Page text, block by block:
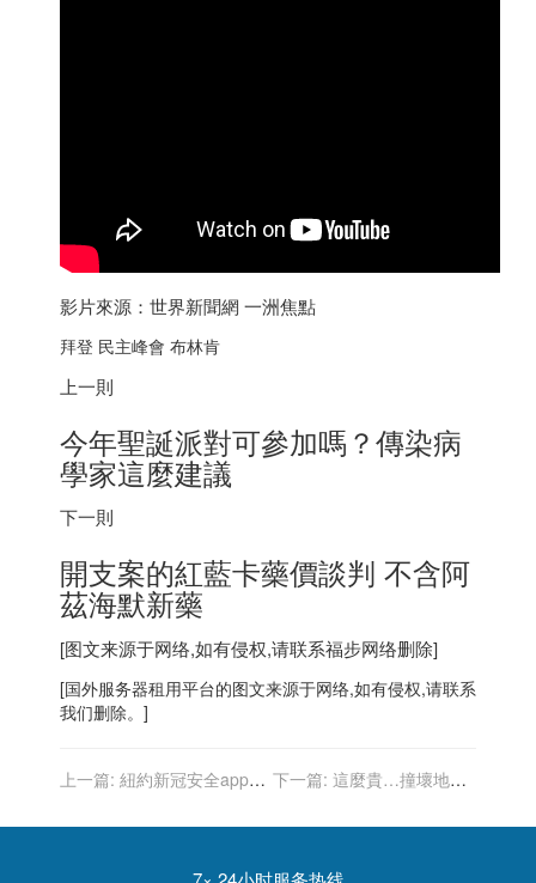
影片來源：世界新聞網 一洲焦點
拜登 民主峰會 布林肯
上一則
今年聖誕派對可參加嗎？傳染病
學家這麼建議
下一則
開支案的紅藍卡藥價談判 不含阿
茲海默新藥
[图文来源于网络,如有侵权,请联系福步网络删除]
[国外服务器租用平台的图文来源于网络,如有侵权,请联系
我们删除。]
上一篇: 紐約新冠安全app
下一篇: 這麼貴…撞壞地鐵1
鐵回應了